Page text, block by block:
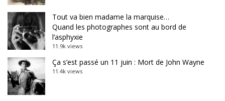
Tout va bien madame la marquise…
Quand les photographes sont au bord de
l’asphyxie
11.9k views
Ça s’est passé un 11 juin : Mort de John Wayne
11.4k views